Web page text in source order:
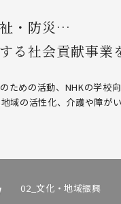
・防災…
る社会貢献事業
ための活動、NHKの学校
域の活性化、介護や障が
02_文化・地域振興